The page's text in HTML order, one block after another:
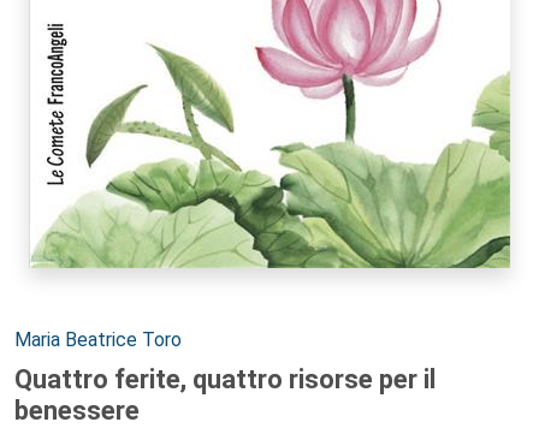
Autori:
Maria Beatrice Toro
Quattro ferite, quattro risorse per il
benessere